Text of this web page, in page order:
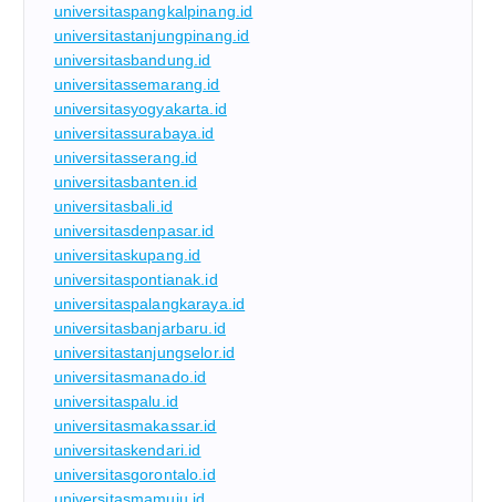
universitaspangkalpinang.id
universitastanjungpinang.id
universitasbandung.id
universitassemarang.id
universitasyogyakarta.id
universitassurabaya.id
universitasserang.id
universitasbanten.id
universitasbali.id
universitasdenpasar.id
universitaskupang.id
universitaspontianak.id
universitaspalangkaraya.id
universitasbanjarbaru.id
universitastanjungselor.id
universitasmanado.id
universitaspalu.id
universitasmakassar.id
universitaskendari.id
universitasgorontalo.id